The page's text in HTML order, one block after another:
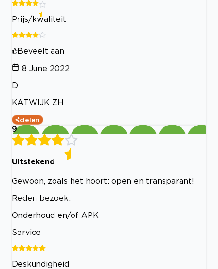
Prijs/kwaliteit
Beveelt aan
8 June 2022
D.
KATWIJK ZH
delen
9
Uitstekend
Gewoon, zoals het hoort: open en transparant!
Reden bezoek:
Onderhoud en/of APK
Service
Deskundigheid